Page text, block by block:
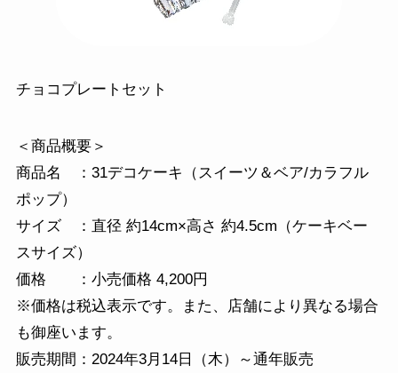
チョコプレートセット
＜商品概要＞
商品名 ：31デコケーキ（スイーツ＆ベア/カラフル
ポップ）
サイズ ：直径 約14cm×高さ 約4.5cm（ケーキベー
スサイズ）
価格 ：小売価格 4,200円
※価格は税込表示です。また、店舗により異なる場合
も御座います。
販売期間：2024年3月14日（木）～通年販売